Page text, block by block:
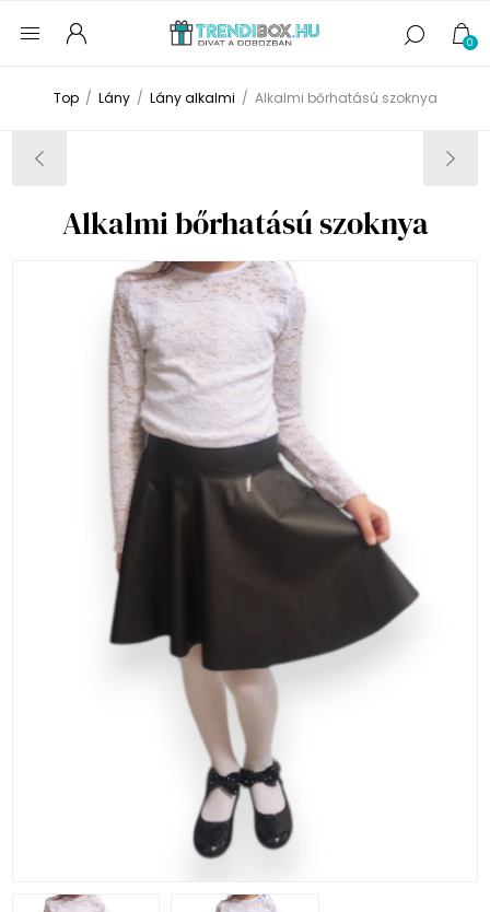
0
Top / Lány / Lány alkalmi / Alkalmi bőrhatású szoknya
Alkalmi bőrhatású szoknya